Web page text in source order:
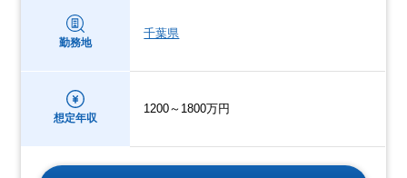
勤務地
千葉県
想定年収
1200～1800万円